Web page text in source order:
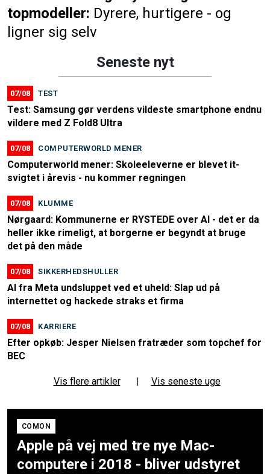
topmodeller: Dyrere, hurtigere - og
ligner sig selv
Seneste nyt
07/08 TEST
Test: Samsung gør verdens vildeste smartphone endnu
vildere med Z Fold8 Ultra
07/08 COMPUTERWORLD MENER
Computerworld mener: Skoleeleverne er blevet it-
svigtet i årevis - nu kommer regningen
07/08 KLUMME
Nørgaard: Kommunerne er RYSTEDE over AI - det er da
heller ikke rimeligt, at borgerne er begyndt at bruge
det på den måde
07/08 SIKKERHEDSHULLER
AI fra Meta undsluppet ved et uheld: Slap ud på
internettet og hackede straks et firma
07/08 KARRIERE
Efter opkøb: Jesper Nielsen fratræder som topchef for
BEC
Vis flere artikler Vis seneste uge
COMON
Apple på vej med tre nye Mac-
computere i 2018 - bliver udstyret